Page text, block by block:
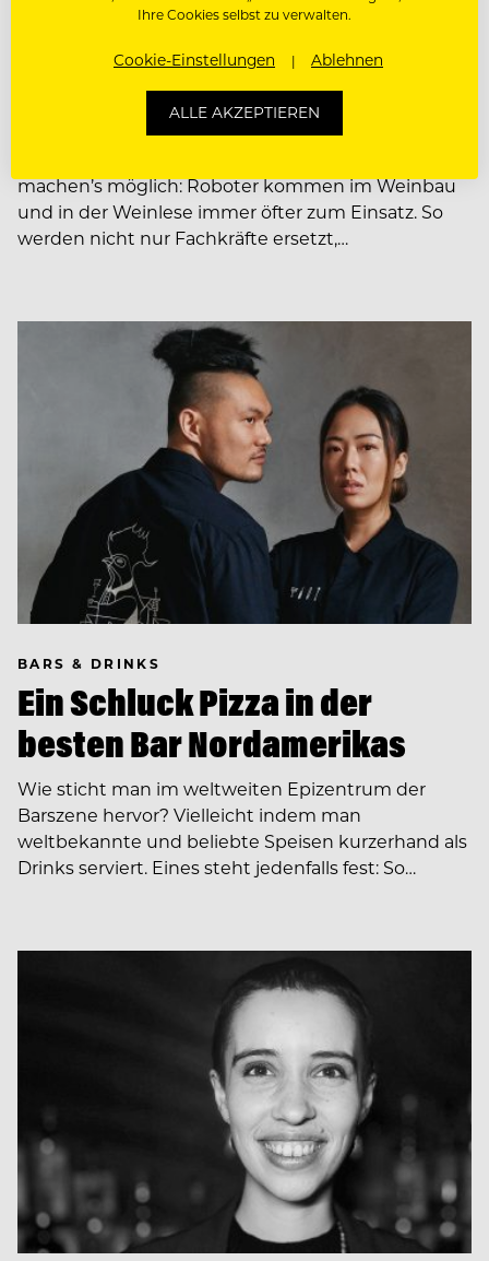
Robocop auf Rebenjagd: Wie
Roboter den Weinbau
revolutionieren
machen’s möglich: Roboter kommen im Weinbau
und in der Weinlese immer öfter zum Einsatz. So
werden nicht nur Fachkräfte ersetzt,…
BARS & DRINKS
Ein Schluck Pizza in der
besten Bar Nordamerikas
Wie sticht man im weltweiten Epizentrum der
Barszene hervor? Vielleicht indem man
weltbekannte und beliebte Speisen kurzerhand als
Drinks serviert. Eines steht jedenfalls fest: So…
Ihre Cookies selbst zu verwalten.
Cookie-Einstellungen Ablehnen
ALLE AKZEPTIEREN